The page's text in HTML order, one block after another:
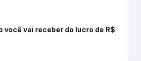
você vai receber do lucro de R$